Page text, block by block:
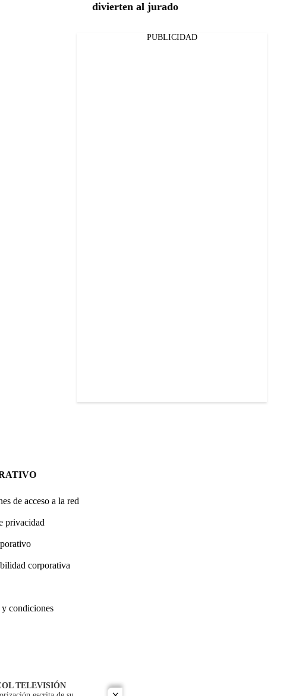
divierten al jurado
PUBLICIDAD
de acceso a la red
privacidad
corporativa
condiciones
TELEVISIÓN